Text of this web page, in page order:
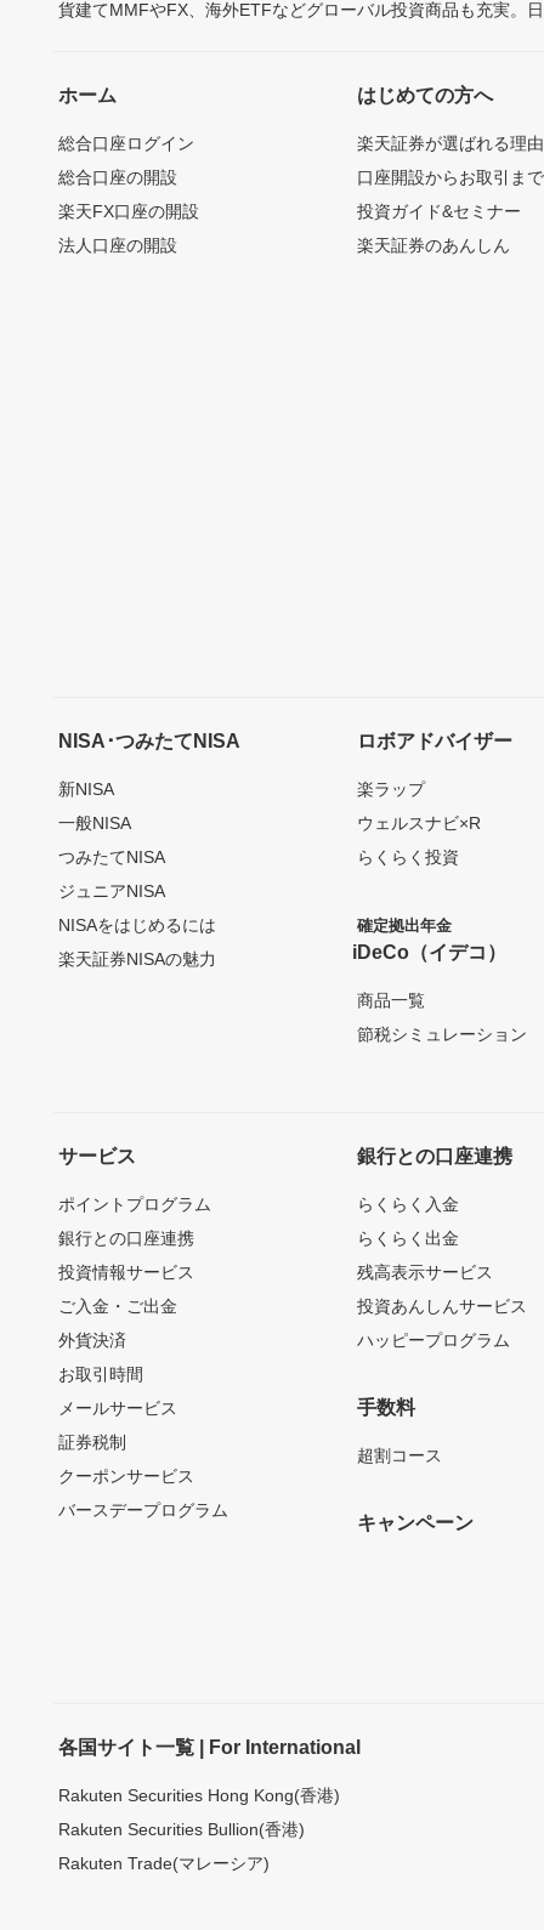
貨建てMMFやFX、海外ETFなどグローバル投資商品も充実。
ホーム
総合口座ログイン
総合口座の開設
楽天FX口座の開設
法人口座の開設
はじめての方へ
楽天証券が選ばれる理由
口座開設からお取引ま
投資ガイド&セミナー
楽天証券のあんしん
NISA･つみたてNISA
新NISA
一般NISA
つみたてNISA
ジュニアNISA
NISAをはじめるには
楽天証券NISAの魅力
ロボアドバイザー
楽ラップ
ウェルスナビ×R
らくらく投資
確定拠出年金
iDeCo（イデコ）
商品一覧
節税シミュレーション
サービス
ポイントプログラム
銀行との口座連携
投資情報サービス
ご入金・ご出金
外貨決済
お取引時間
メールサービス
証券税制
クーポンサービス
バースデープログラム
銀行との口座連携
らくらく入金
らくらく出金
残高表示サービス
投資あんしんサービス
ハッピープログラム
手数料
超割コース
キャンペーン
各国サイト一覧 | For International
Rakuten Securities Hong Kong(香港)
Rakuten Securities Bullion(香港)
Rakuten Trade(マレーシア)